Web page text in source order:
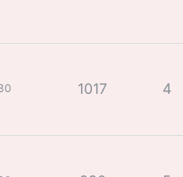
өчигдѳр
1017 4